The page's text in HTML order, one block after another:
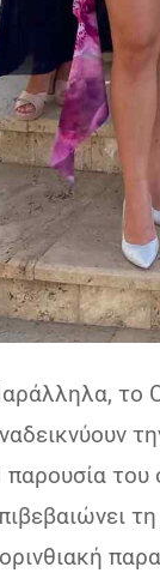
το
παρουσία του